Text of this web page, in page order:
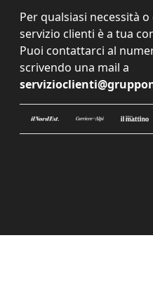
Per qualsiasi necessità
servizio clienti è a tua
Puoi contattarci al
scrivendo una mail a